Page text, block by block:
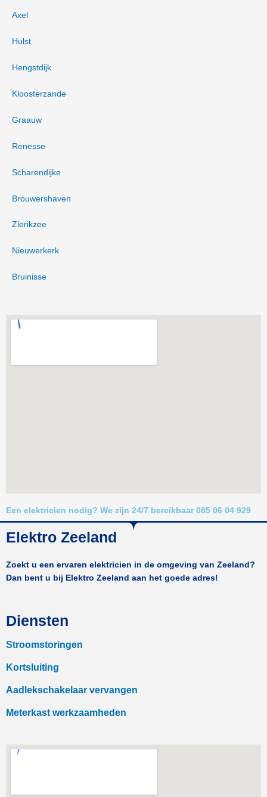
Axel
Hulst
Hengstdijk
Kloosterzande
Graauw
Renesse
Scharendijke
Brouwershaven
Zierikzee
Nieuwerkerk
Bruinisse
Een elektricien nodig? We zijn 24/7 bereikbaar 085 06 04 929
Elektro Zeeland
Zoekt u een ervaren elektricien in de omgeving van Zeeland?
Dan bent u bij Elektro Zeeland aan het goede adres!
Diensten
Stroomstoringen
Kortsluiting
Aadlekschakelaar vervangen
Meterkast werkzaamheden